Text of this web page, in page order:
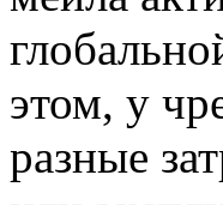
этом, у
разные